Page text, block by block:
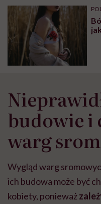
może chyba tylko
głupota i brak
wyobraźni"
budowie i
warg
Wygląd warg
ich budowa może być
kobiety, ponieważ